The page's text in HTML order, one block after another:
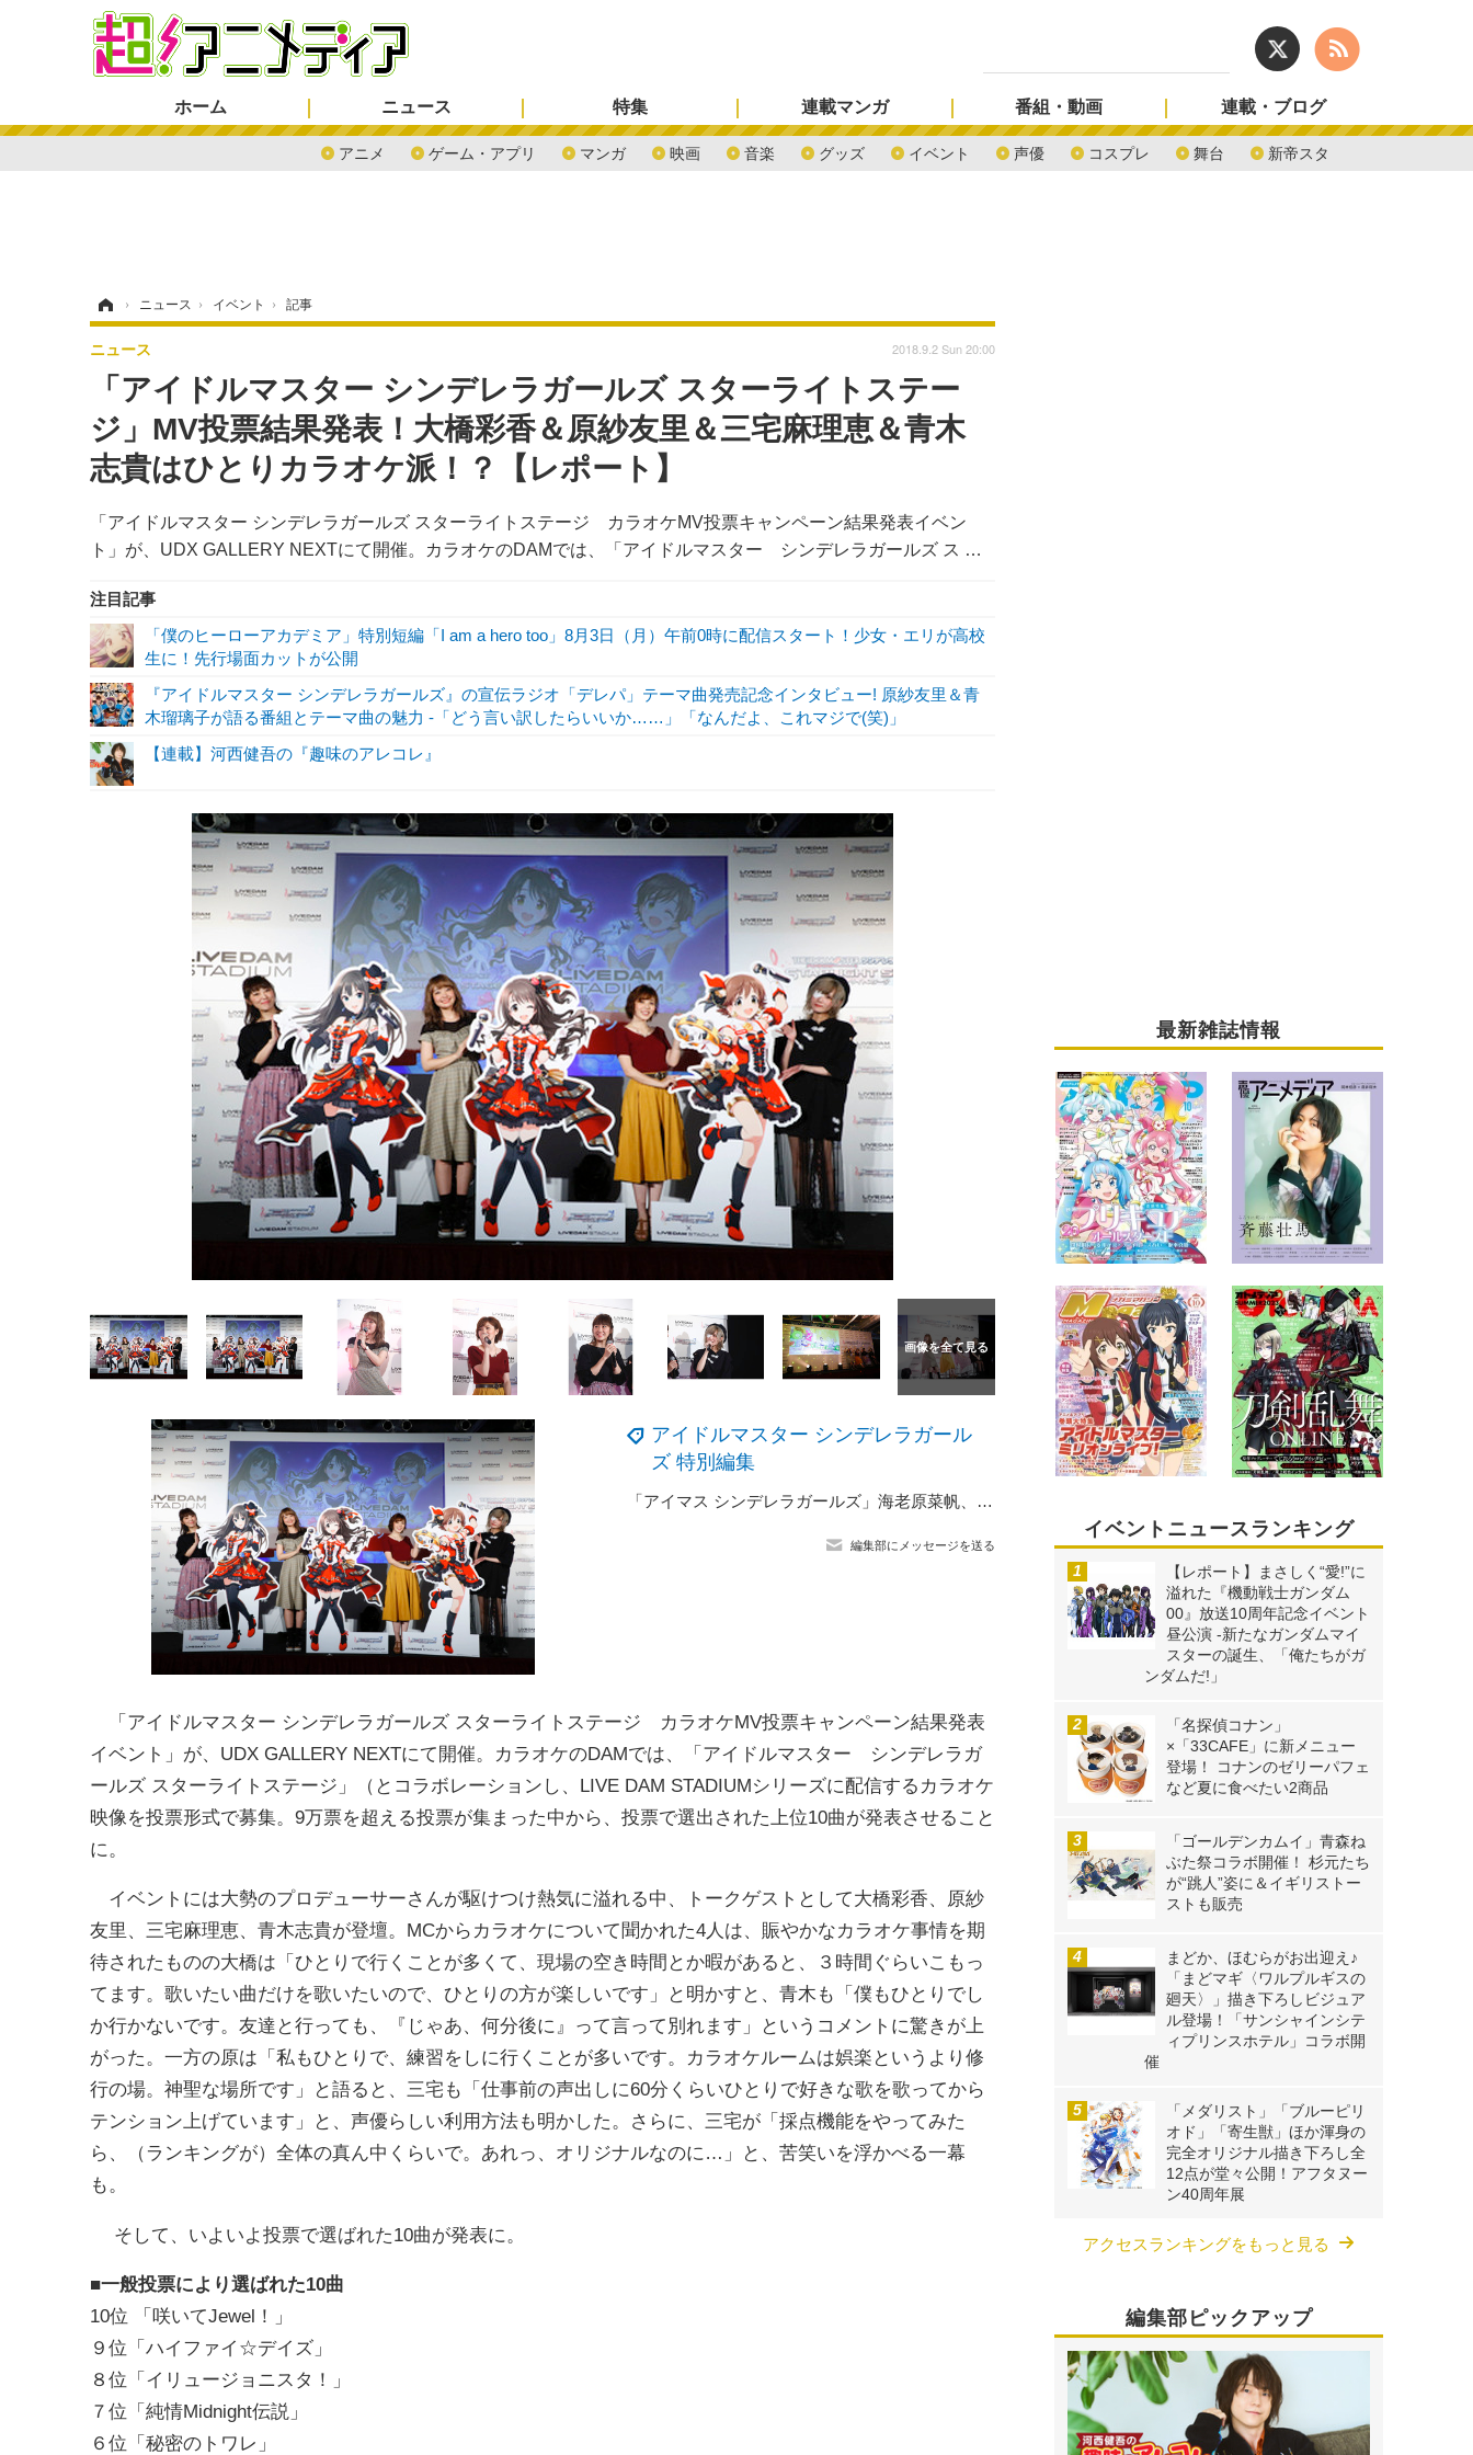
ホーム ニュース
アニメ ゲーム・アプリ マンガ 映画 音楽 グッズ イベント 声優 コスプレ 舞台 新帝スタ
特集 連載マンガ 番組・動画 連載・ブログ
› ニュース › イベント › 記事
「アイドルマスター シンデレラガールズ スターライトステー
ジ」MV投票結果発表！大橋彩香＆原紗友里＆三宅麻理恵＆青木
志貴はひとりカラオケ派！？【レポート】
「アイドルマスター シンデレラガールズ スターライトステージ カラオケMV投票キャンペーン結果発表イベン
ト」が、UDX GALLERY NEXTにて開催。カラオケのDAMでは、「アイドルマスター シンデレラガールズ ス …
ニュース 2018.9.2 Sun 20:00
注目記事
「僕のヒーローアカデミア」特別短編「I am a hero too」8月3日（月）午前0時に配信スタート！少女・エリが高校
生に！先行場面カットが公開
『アイドルマスター シンデレラガールズ』の宣伝ラジオ「デレパ」テーマ曲発売記念インタビュー! 原紗友里＆青
木瑠璃子が語る番組とテーマ曲の魅力 -「どう言い訳したらいいか……」「なんだよ、これマジで(笑)」
【連載】河西健吾の『趣味のアレコレ』
アイドルマスター シンデレラガール
ズ 特別編集
「アイマス シンデレラガールズ」海老原菜帆、神崎蘭子、小日向美穂ら、熊本出身アイドルが復興を応援！ コラボイベント開催
編集部にメッセージを送る
「アイドルマスター シンデレラガールズ スターライトステージ カラオケMV投票キャンペーン結果発表
イベント」が、UDX GALLERY NEXTにて開催。カラオケのDAMでは、「アイドルマスター シンデレラガ
ールズ スターライトステージ」（とコラボレーションし、LIVE DAM STADIUMシリーズに配信するカラオケ
映像を投票形式で募集。9万票を超える投票が集まった中から、投票で選出された上位10曲が発表させること
に。
イベントには大勢のプロデューサーさんが駆けつけ熱気に溢れる中、トークゲストとして大橋彩香、原紗
友里、三宅麻理恵、青木志貴が登壇。MCからカラオケについて聞かれた4人は、賑やかなカラオケ事情を期
待されたものの大橋は「ひとりで行くことが多くて、現場の空き時間とか暇があると、３時間ぐらいこもっ
てます。歌いたい曲だけを歌いたいので、ひとりの方が楽しいです」と明かすと、青木も「僕もひとりでし
か行かないです。友達と行っても、『じゃあ、何分後に』って言って別れます」というコメントに驚きが上
がった。一方の原は「私もひとりで、練習をしに行くことが多いです。カラオケルームは娯楽というより修
行の場。神聖な場所です」と語ると、三宅も「仕事前の声出しに60分くらいひとりで好きな歌を歌ってから
テンション上げています」と、声優らしい利用方法も明かした。さらに、三宅が「採点機能をやってみた
ら、（ランキングが）全体の真ん中くらいで。あれっ、オリジナルなのに…」と、苦笑いを浮かべる一幕
も。
そして、いよいよ投票で選ばれた10曲が発表に。
■一般投票により選ばれた10曲
10位 「咲いてJewel！」
９位「ハイファイ☆デイズ」
８位「イリュージョニスタ！」
７位「純情Midnight伝説」
６位「秘密のトワレ」
最新雑誌情報
イベントニュースランキング
【レポート】まさしく“愛!”に
溢れた『機動戦士ガンダム
00』放送10周年記念イベント
昼公演 -新たなガンダムマイ
スターの誕生、「俺たちがガ
ンダムだ!」
「名探偵コナン」
×「33CAFE」に新メニュー
登場！ コナンのゼリーパフェ
など夏に食べたい2商品
「ゴールデンカムイ」青森ね
ぶた祭コラボ開催！ 杉元たち
が“跳人”姿に＆イギリストー
ストも販売
まどか、ほむらがお出迎え♪
「まどマギ〈ワルプルギスの
廻天〉」描き下ろしビジュア
ル登場！「サンシャインシテ
ィプリンスホテル」コラボ開
催
「メダリスト」「ブルーピリ
オド」「寄生獣」ほか渾身の
完全オリジナル描き下ろし全
12点が堂々公開！アフタヌー
ン40周年展
アクセスランキングをもっと見る
編集部ピックアップ